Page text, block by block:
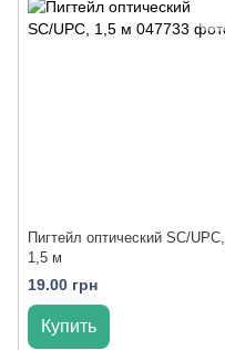
Пигтейл оптический SC/UPC,
1,5 м
19.00 грн
Купить